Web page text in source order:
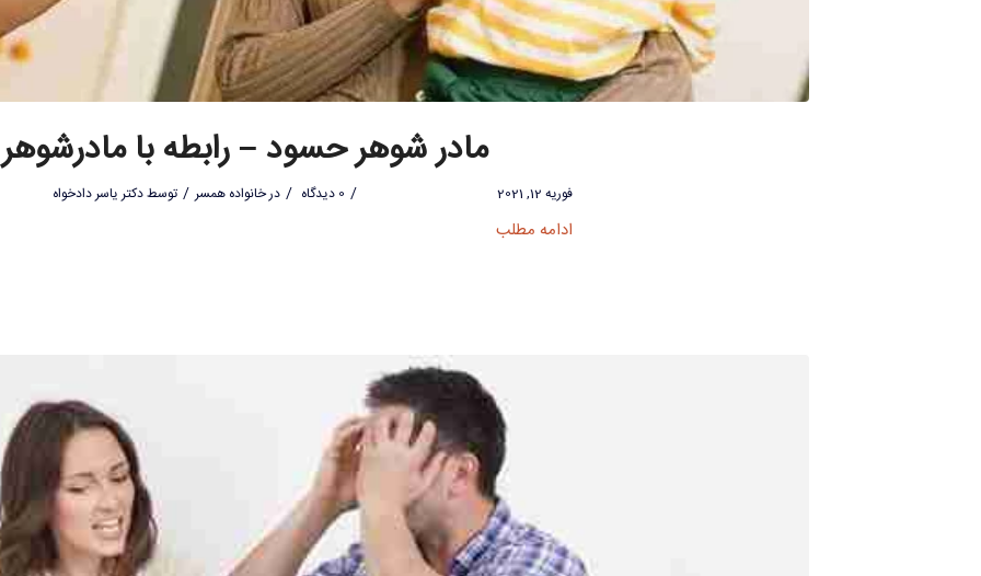
مادر شوهر حسود – رابطه با مادرشوهر
فوریه 12, 2021 / 0 دیدگاه / درخانواده همسر / توسطدکتر یاسر دادخواه
ادامه مطلب